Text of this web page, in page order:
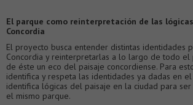
El parque como reinterpretación de las
Concordia
El proyecto busca entender distintas identidades
Concordia y reinterpretarlas a lo largo de todo el
de éste un eco del paisaje concordiense. Para
identifica y respeta las identidades ya dadas en
identifica lógicas del paisaje en la ciudad para
el mismo parque.